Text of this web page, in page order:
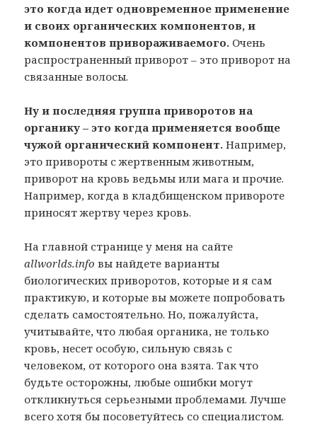
это когда идет одновременное применение
и своих органических компонентов, и
компонентов привораживаемого. Очень
распространенный приворот – это приворот на
связанные волосы.
Ну и последняя группа приворотов на
органику – это когда применяется вообще
чужой органический компонент. Например,
это привороты с жертвенным животным,
приворот на кровь ведьмы или мага и прочие.
Например, когда в кладбищенском привороте
приносят жертву через кровь.
На главной странице у меня на сайте
allworlds.info вы найдете варианты
биологических приворотов, которые и я сам
практикую, и которые вы можете попробовать
сделать самостоятельно. Но, пожалуйста,
учитывайте, что любая органика, не только
кровь, несет особую, сильную связь с
человеком, от которого она взята. Так что
будьте осторожны, любые ошибки могут
откликнуться серьезными проблемами. Лучше
всего хотя бы посоветуйтесь со специалистом.